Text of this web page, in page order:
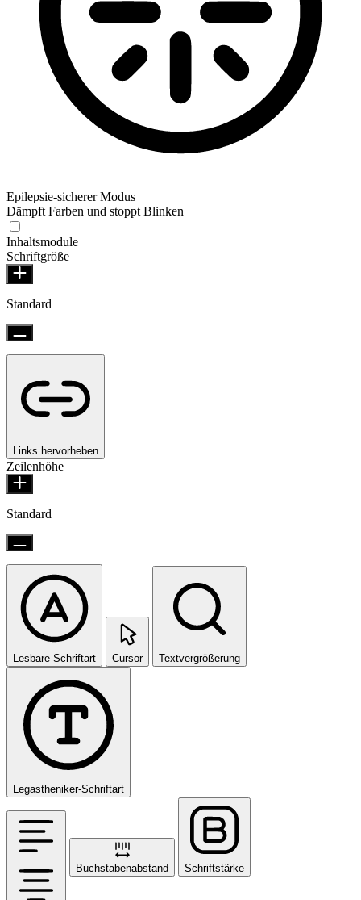
Epilepsie-sicherer Modus
Dämpft Farben und stoppt Blinken
Inhaltsmodule
Schriftgröße
Standard
Links hervorheben
Zeilenhöhe
Standard
Lesbare Schriftart Cursor Textvergrößerung
Legastheniker-Schriftart
Buchstabenabstand Schriftstärke